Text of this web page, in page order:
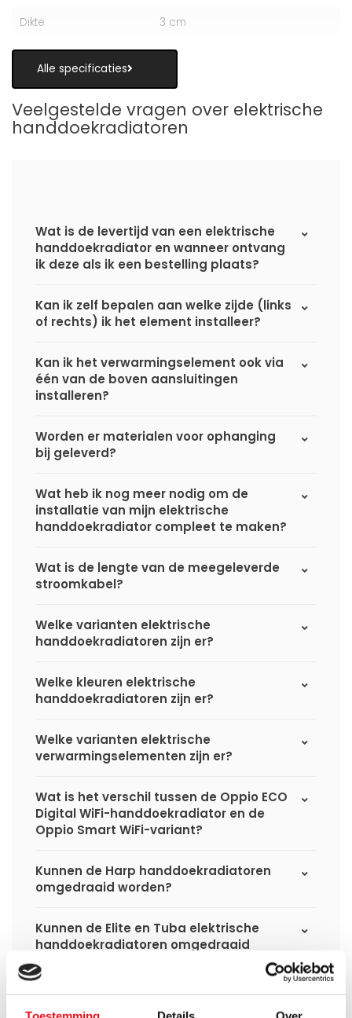
Dikte 3 cm
Alle specificaties
Veelgestelde vragen over elektrische
handdoekradiatoren
Wat is de levertijd van een elektrische
handdoekradiator en wanneer ontvang
ik deze als ik een bestelling plaats?
Kan ik zelf bepalen aan welke zijde (links
of rechts) ik het element installeer?
Kan ik het verwarmingselement ook via
één van de boven aansluitingen
installeren?
Worden er materialen voor ophanging
bij geleverd?
Wat heb ik nog meer nodig om de
installatie van mijn elektrische
handdoekradiator compleet te maken?
Wat is de lengte van de meegeleverde
stroomkabel?
Welke varianten elektrische
handdoekradiatoren zijn er?
Welke kleuren elektrische
handdoekradiatoren zijn er?
Welke varianten elektrische
verwarmingselementen zijn er?
Wat is het verschil tussen de Oppio ECO
Digital WiFi-handdoekradiator en de
Oppio Smart WiFi-variant?
Kunnen de Harp handdoekradiatoren
omgedraaid worden?
Kunnen de Elite en Tuba elektrische
handdoekradiatoren omgedraaid
worden?